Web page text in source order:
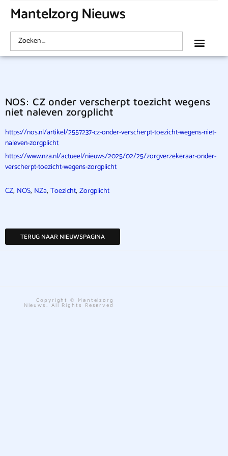
Mantelzorg Nieuws
NOS: CZ onder verscherpt toezicht wegens
niet naleven zorgplicht
https://nos.nl/artikel/2557237-cz-onder-verscherpt-toezicht-wegens-niet-
naleven-zorgplicht
https://www.nza.nl/actueel/nieuws/2025/02/25/zorgverzekeraar-onder-
verscherpt-toezicht-wegens-zorgplicht
CZ, NOS, NZa, Toezicht, Zorgplicht
TERUG NAAR NIEUWSPAGINA
Copyright © Mantelzorg
Nieuws. All Rights Reserved